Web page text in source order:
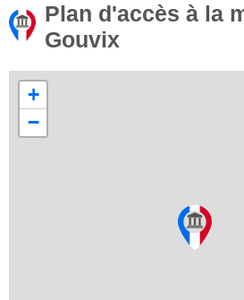
Plan d'accès à la
Gouvix
+
−